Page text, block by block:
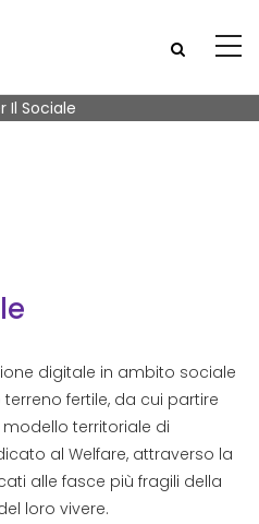
di pane
Il Sociale
digitale in ambito sociale
fertile, da cui partire
territoriale di
al Welfare, attraverso la
alle fasce più fragili della
loro vivere.